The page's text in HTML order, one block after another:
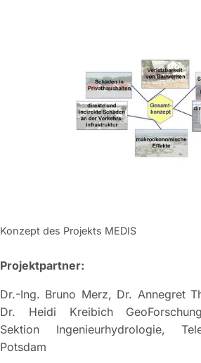
Konzept des Projekts MEDIS
Projektpartner:
Dr.-Ing. Bruno Merz, Dr. Annegret
Dr. Heidi Kreibich
Sektion Ingenieurhydrologie,
Potsdam